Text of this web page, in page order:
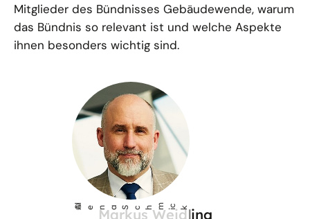
Mitglieder des Bündnisses Gebäudewende, warum
das Bündnis so relevant ist und welche Aspekte
ihnen besonders wichtig sind.
© A
l ena Sch
m
i ck
Markus Weidling